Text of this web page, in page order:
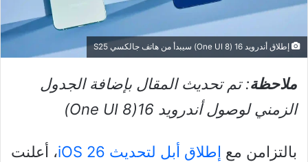
إطلاق أندرويد 16 (One UI 8) سيبدأ من هاتف جالكسي S25
ملاحظة: تم تحديث المقال بإضافة الجدول
الزمني لوصول أندرويد 16(One UI 8)
بالتزامن مع إطلاق أبل لتحديث iOS 26
، أعلنت